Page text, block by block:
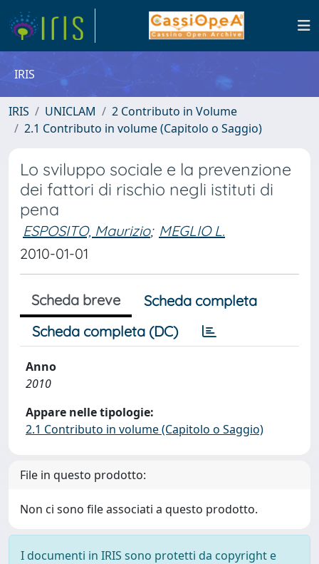
IRIS
IRIS UNICLAM
2 Contributo in Volume
2.1 Contributo in volume (Capitolo o Saggio)
Lo sviluppo sociale e la prevenzione
dei fattori di rischio negli istituti di
pena
ESPOSITO, Maurizio; MEGLIO L.
2010-01-01
Scheda breve
Scheda completa
Scheda completa (DC)
Anno
2010
Appare nelle tipologie:
2.1 Contributo in volume (Capitolo o Saggio)
File in questo prodotto:
Non ci sono file associati a questo prodotto.
I documenti in IRIS sono protetti da copyright e